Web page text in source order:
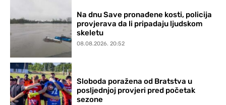
Na dnu Save pronađene kosti, policija
provjerava da li pripadaju ljudskom
skeletu
08.08.2026. 20:52
Sloboda poražena od Bratstva u
posljednjoj provjeri pred početak
sezone